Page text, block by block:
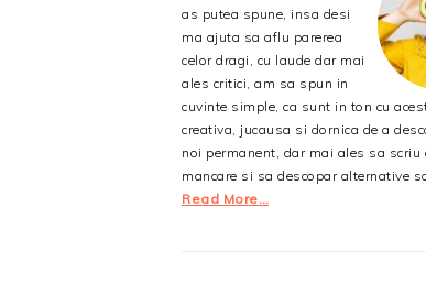
as putea spune, insa desi
ma ajuta sa aflu parerea
celor dragi, cu laude dar mai
ales critici, am sa spun in
cuvinte simple, ca sunt in ton cu
creativa, jucausa si dornica de a
noi permanent, dar mai ales sa scriu
mancare si sa descopar alternative
Read More…